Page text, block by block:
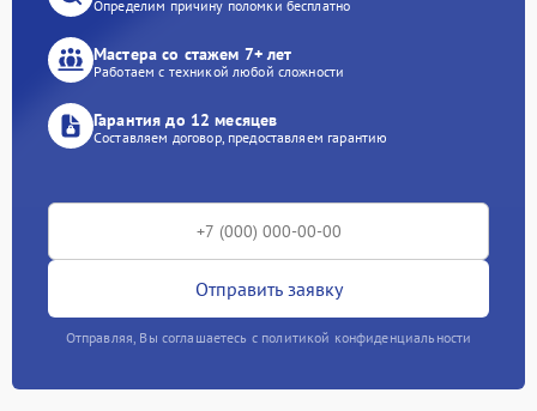
Определим причину поломки бесплатно
Мастера со стажем 7+ лет
Работаем с техникой любой сложности
Гарантия до 12 месяцев
Составляем договор, предоставляем гарантию
Отправить заявку
Отправляя, Вы соглашаетесь с политикой конфиденциальности